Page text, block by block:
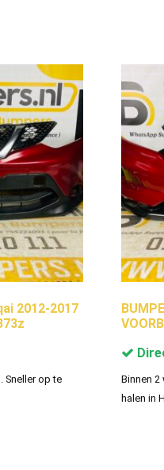
2012-2017
Sneller op te
Binnen 2
halen in